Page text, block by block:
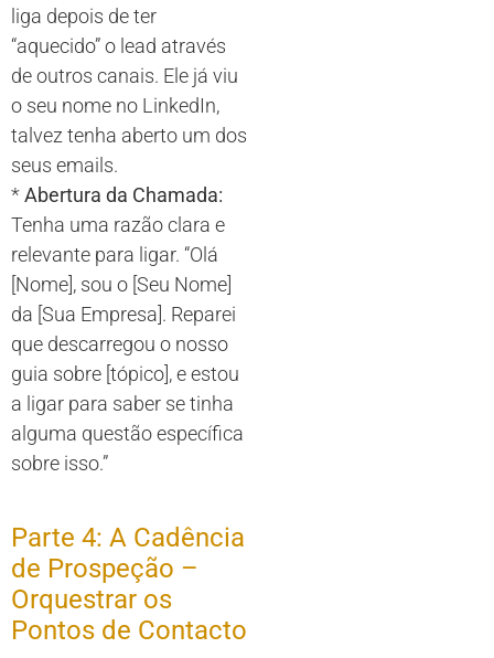
liga depois de ter
“aquecido” o lead através
de outros canais. Ele já viu
o seu nome no LinkedIn,
talvez tenha aberto um dos
seus emails.
*Abertura da Chamada:
Tenha uma razão clara e
relevante para ligar. “Olá
[Nome], sou o [Seu Nome]
da [Sua Empresa]. Reparei
que descarregou o nosso
guia sobre [tópico], e estou
a ligar para saber se tinha
alguma questão específica
sobre isso.”
Parte 4: A Cadência
de Prospeção –
Orquestrar os
Pontos de Contacto